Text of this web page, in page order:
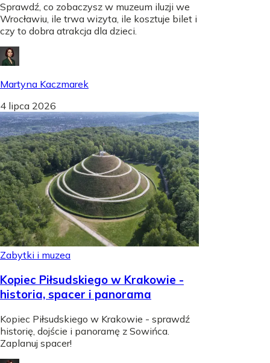
Sprawdź, co zobaczysz w muzeum iluzji we
Wrocławiu, ile trwa wizyta, ile kosztuje bilet i
czy to dobra atrakcja dla dzieci.
Martyna Kaczmarek
4 lipca 2026
Zabytki i muzea
Kopiec Piłsudskiego w Krakowie -
historia, spacer i panorama
Kopiec Piłsudskiego w Krakowie - sprawdź
historię, dojście i panoramę z Sowińca.
Zaplanuj spacer!